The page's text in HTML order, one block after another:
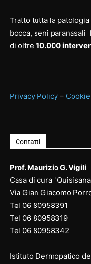
Tratto tutta la
bocca, seni paranasali
di oltre 10.000
Privacy Policy –
Contatti
Prof. Maurizio G. Vigili
Casa di cura
Via Gian Giacomo
Tel 06 80958391
Tel 06 80958319
Tel 06 80958342
Istituto Dermopatico